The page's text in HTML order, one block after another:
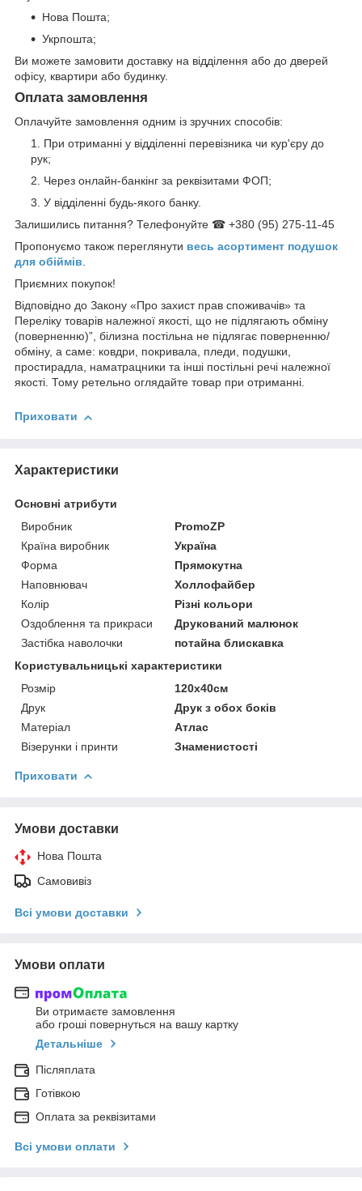
Нова Пошта;
Укрпошта;
Ви можете замовити доставку на відділення або до дверей
офісу, квартири або будинку.
Оплата замовлення
Оплачуйте замовлення одним із зручних способів:
При отриманні у відділенні перевізника чи кур'єру до
рук;
Через онлайн-банкінг за реквізитами ФОП;
У відділенні будь-якого банку.
Залишились питання? Телефонуйте ☎ +380 (95) 275-11-45
Пропонуємо також переглянути весь асортимент подушок
для обіймів.
Приємних покупок!
Відповідно до Закону «Про захист прав споживачів» та
Переліку товарів належної якості, що не підлягають обміну
(поверненню)”, білизна постільна не підлягає поверненню/
обміну, а саме: ковдри, покривала, пледи, подушки,
простирадла, наматрацники та інші постільні речі належної
якості. Тому ретельно оглядайте товар при отриманні.
Приховати
Характеристики
Основні атрибути
Виробник
PromoZP
Країна виробник
Україна
Форма
Прямокутна
Наповнювач
Холлофайбер
Колір
Різні кольори
Оздоблення та прикраси
Друкований малюнок
Застібка наволочки
потайна блискавка
Користувальницькі характеристики
Розмір
120х40см
Друк
Друк з обох боків
Матеріал
Атлас
Візерунки і принти
Знаменистості
Приховати
Умови доставки
Нова Пошта
Самовивіз
Всі умови доставки
Умови оплати
Ви отримаєте замовлення
або гроші повернуться на вашу картку
Детальніше
Післяплата
Готівкою
Оплата за реквізитами
Всі умови оплати